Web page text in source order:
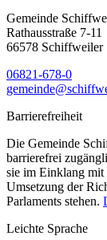
Gemeinde
Rathausstraße 7-11
66578 Schiffweiler
06821-678-0
Barrierefreiheit
Die Gemeinde
barrierefrei
sie im Einklang mit
Umsetzung der
Parlaments stehen.
Leichte Sprache